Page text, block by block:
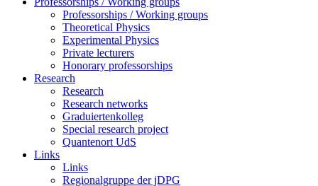
Professorships / Working groups
Theoretical Physics
Experimental Physics
Private lecturers
Honorary professorships
Research
Research
Research networks
Graduiertenkolleg
Special research project
Quantenort UdS
Links
Links
Regionalgruppe der jDPG